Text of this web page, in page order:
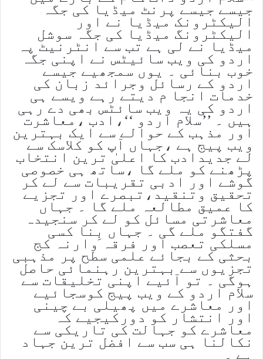
جیسے جیسے پرنٹ میڈیا کی جگہ
الیکٹرونک میڈیا نے اور
الیکٹرونگ میڈیا کی جگہ سوشل
میڈیا نے لی ہے تب سے انٹرنیٹ پہ
اردو کی ویب سائیٹس نے اپنی جگہ
خوب بنائی ۔ یوں سمجھیے جیسے
اردو کے رسائل وجرائد زبان کی
خدمات انجا م دیتے رہے ویسے ہی
اردو کی یہ ویب سائٹس بھی دے رہی
ہیں ۔ ’’سلام اردو ‘‘،ادب ،معاشرت
اور مذہب کے حوالے سے ایک بہترین
ویب پیج ہے ،جہاں آپ کو کلاسک سے
لے جدیدادب کا اعلیٰ ترین انتخاب
پڑھنے کو ملے گا ،ساتھ ہی خصوصی
گوشے اور ادبی تقریبات سے لے کر
تحقیق وتنقید،تبصرے اور تجزیے
کا عمیق مطالعہ ملے گا ۔ جہاں
معاشرتی مسائل کو لے کر سنجیدہ
گفتگو ملے گی ۔ جہاں بِنا کسی
مسلکی تعصب اور فرقہ وارنہ کج
بحثی کے بجائے علمی سطح پر مذہبی
تجزیوں سے بہترین رہنمائی حاصل
ہوگی ۔ تو آئیے اپنی تخلیقات سے
سلام اردو کے ویب پیج کوسجائیے
اور معاشرے میں پھیلی بے چینی
اور انتشار کو دورکیجیے کہ
معاشرے کو جہالت کی تاریکی سے
نکالنا ہی سب سے افضل ترین جہاد
ہے ۔